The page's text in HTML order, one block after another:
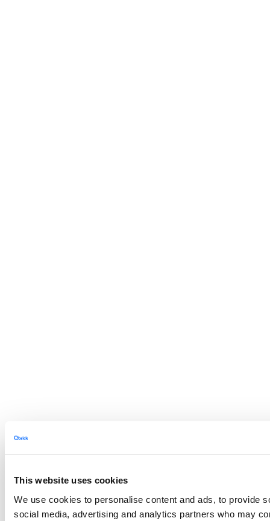
This website uses cookies
We use cookies to personalise content and ads, to provide
social media, advertising and analytics partners who may